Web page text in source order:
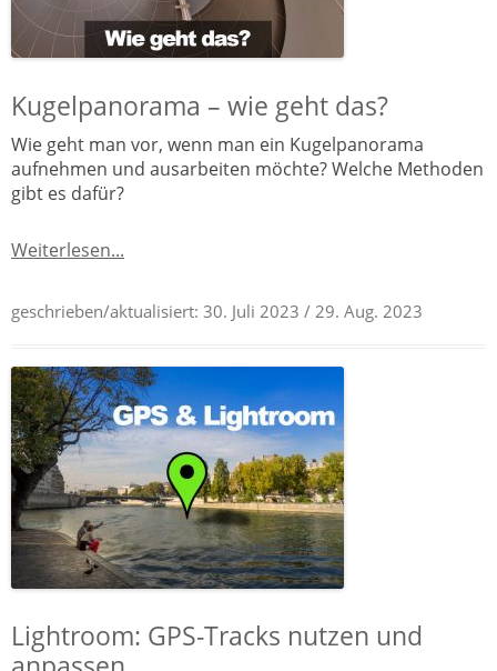
Kugelpanorama – wie geht das?
Wie geht man vor, wenn man ein Kugelpanorama
aufnehmen und ausarbeiten möchte? Welche Methoden
gibt es dafür?
Weiterlesen...
geschrieben/aktualisiert: 30. Juli 2023 / 29. Aug. 2023
Lightroom: GPS-Tracks nutzen und